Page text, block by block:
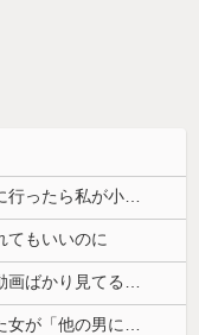
てもいいのに